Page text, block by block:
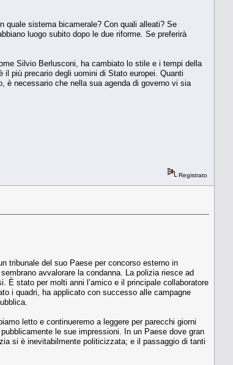
quale sistema bicamerale? Con quali alleati? Se
luogo subito dopo le due riforme. Se preferirà
Silvio Berlusconi, ha cambiato lo stile e i tempi della
più precario degli uomini di Stato europei. Quanti
è necessario che nella sua agenda di governo vi sia
Registrato
tribunale del suo Paese per concorso esterno in
avvalorare la condanna. La polizia riesce ad
È stato per molti anni l’amico e il principale collaboratore
i quadri, ha applicato con successo alle campagne
letto e continueremo a leggere per parecchi giorni
le sue impressioni. In un Paese dove gran
si è inevitabilmente politicizzata; e il passaggio di tanti